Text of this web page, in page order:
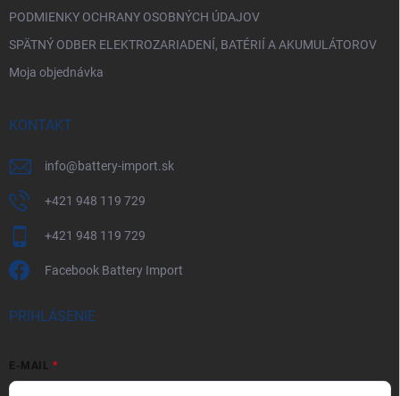
PODMIENKY OCHRANY OSOBNÝCH ÚDAJOV
SPÄTNÝ ODBER ELEKTROZARIADENÍ, BATÉRIÍ A AKUMULÁTOROV
Moja objednávka
KONTAKT
info@battery-import.sk
+421 948 119 729
+421 948 119 729
Facebook Battery Import
PRIHLÁSENIE
E-MAIL